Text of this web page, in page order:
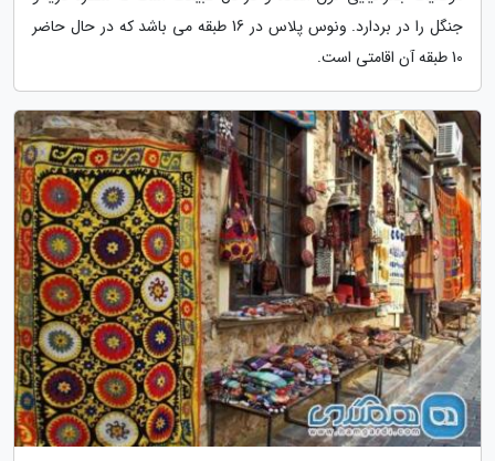
جنگل را در بردارد. ونوس پلاس در 16 طبقه می باشد که در حال حاضر
10 طبقه آن اقامتی است.